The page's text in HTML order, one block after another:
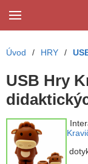
Úvod / HRY /
USB Hry